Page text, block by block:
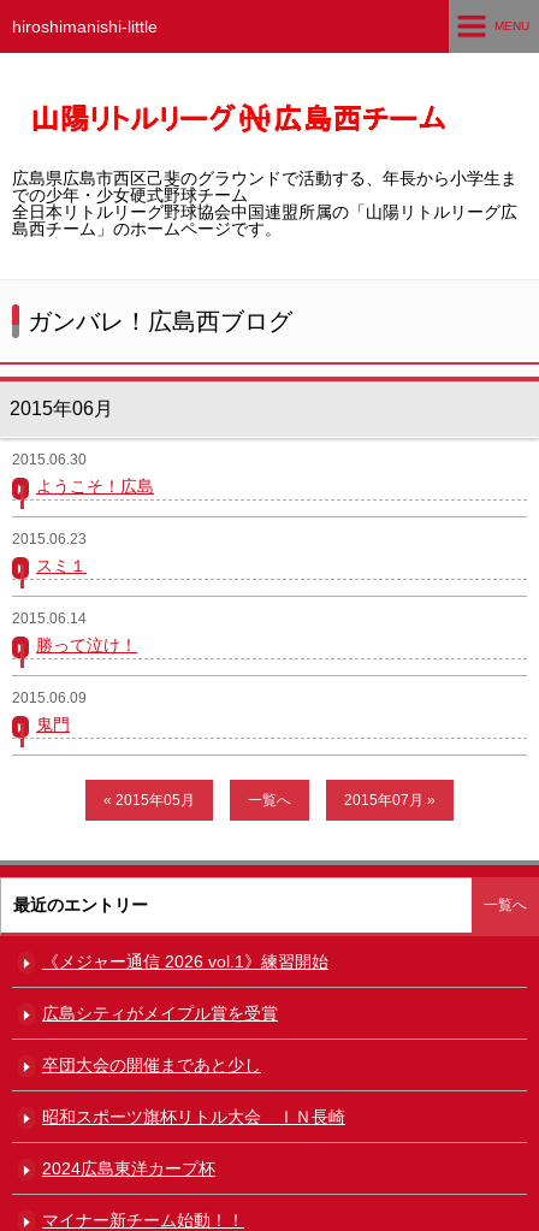
hiroshimanishi-little
広島県広島市西区己斐のグラウンドで活動する、年長から小学生ま
での少年・少女硬式野球チーム
全日本リトルリーグ野球協会中国連盟所属の「山陽リトルリーグ広
島西チーム」のホームページです。
MENU
広島西チームとは
選手募集／体験・見学
試合結果
想い出アルバム
卒団生の声
ガンバレ！広島西ブログ
質問コーナー Ｑ＆Ａ
リトルリーグについて
ガンバレ！広島西ブログ
2015年06月
2015.06.30
ようこそ！広島
2015.06.23
スミ１
2015.06.14
勝って泣け！
2015.06.09
鬼門
« 2015年05月 一覧へ 2015年07月 »
最近のエントリー 一覧へ
《メジャー通信 2026 vol.1》練習開始
広島シティがメイプル賞を受賞
卒団大会の開催まであと少し
昭和スポーツ旗杯リトル大会 ＩＮ長崎
2024広島東洋カープ杯
マイナー新チーム始動！！